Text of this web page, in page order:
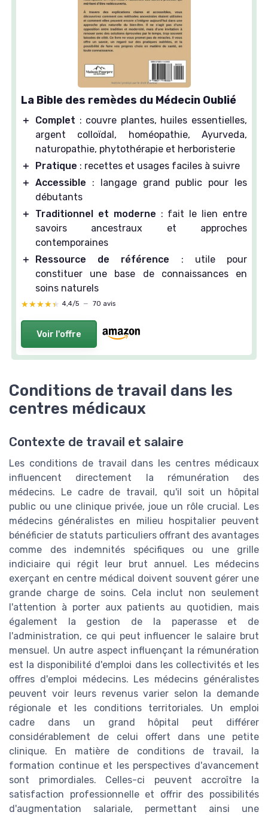
La Bible des remèdes du Médecin Oublié
＋ Complet : couvre plantes, huiles essentielles,
argent colloïdal, homéopathie, Ayurveda,
naturopathie, phytothérapie et herboristerie
＋
Pratique : recettes et usages faciles à suivre
＋ Accessible : langage grand public pour les
débutants
＋
Traditionnel et moderne : fait le lien entre
savoirs ancestraux et approches
contemporaines
＋
Ressource de référence : utile pour
constituer une base de connaissances en
soins naturels
★★★★★
★★★★★ 4,4/5 — 70 avis
Voir l'offre
Conditions de travail dans les
centres médicaux
Contexte de travail et salaire
Les conditions de travail dans les centres médicaux
influencent directement la rémunération des
médecins. Le cadre de travail, qu'il soit un hôpital
public ou une clinique privée, joue un rôle crucial. Les
médecins généralistes en milieu hospitalier peuvent
bénéficier de statuts particuliers offrant des avantages
comme des indemnités spécifiques ou une grille
indiciaire qui régit leur brut annuel. Les médecins
exerçant en centre médical doivent souvent gérer une
grande charge de soins. Cela inclut non seulement
l'attention à porter aux patients au quotidien, mais
également la gestion de la paperasse et de
l'administration, ce qui peut influencer le salaire brut
mensuel. Un autre aspect influençant la rémunération
est la disponibilité d'emploi dans les collectivités et les
offres d'emploi médecins. Les médecins généralistes
peuvent voir leurs revenus varier selon la demande
régionale et les conditions territoriales. Un emploi
cadre dans un grand hôpital peut différer
considérablement de celui offert dans une petite
clinique. En matière de conditions de travail, la
formation continue et les perspectives d'avancement
sont primordiales. Celles-ci peuvent accroître la
satisfaction professionnelle et offrir des possibilités
d'augmentation salariale, permettant ainsi une